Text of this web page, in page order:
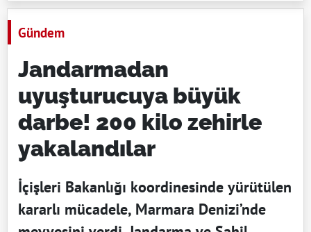
Gündem
Jandarmadan
uyuşturucuya büyük
darbe! 200 kilo zehirle
yakalandılar
İçişleri Bakanlığı koordinesinde yürütülen
kararlı mücadele, Marmara Denizi’nde